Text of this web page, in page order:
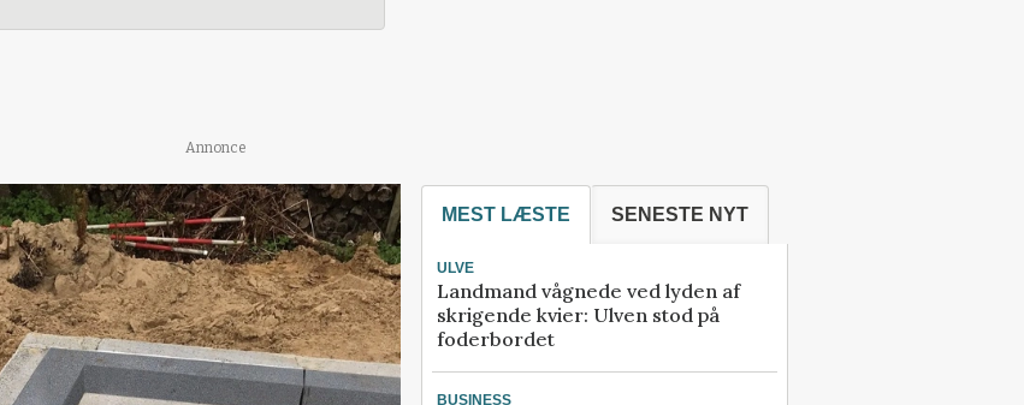
Annonce
MEST LÆSTE SENESTE NYT
ULVE
Landmand vågnede ved lyden af
skrigende kvier: Ulven stod på
foderbordet
BUSINESS